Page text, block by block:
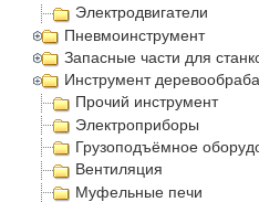
Электродвигатели
Пневмоинструмент
Запасные части для
Инструмент
Прочий инструмент
Электроприборы
Грузоподъёмное
Вентиляция
Муфельные печи